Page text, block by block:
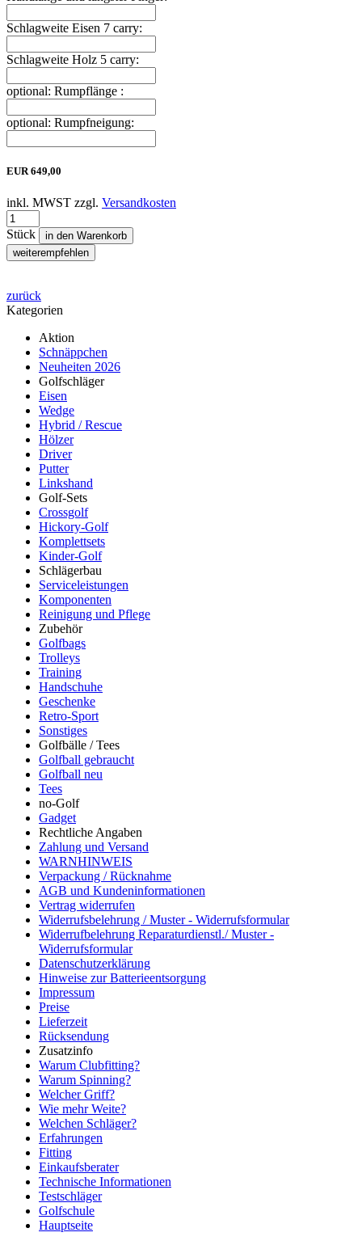
Schlagweite Eisen 7 carry:
Schlagweite Holz 5 carry:
optional: Rumpflänge :
optional: Rumpfneigung:
EUR 649,00
inkl. MWST zzgl. Versandkosten
Stück
in den Warenkorb
weiterempfehlen
zurück
Kategorien
Aktion
Schnäppchen
Neuheiten 2026
Golfschläger
Eisen
Wedge
Hybrid / Rescue
Hölzer
Driver
Putter
Linkshand
Golf-Sets
Crossgolf
Hickory-Golf
Komplettsets
Kinder-Golf
Schlägerbau
Serviceleistungen
Komponenten
Reinigung und Pflege
Zubehör
Golfbags
Trolleys
Training
Handschuhe
Geschenke
Retro-Sport
Sonstiges
Golfbälle / Tees
Golfball gebraucht
Golfball neu
Tees
no-Golf
Gadget
Rechtliche Angaben
Zahlung und Versand
WARNHINWEIS
Verpackung / Rücknahme
AGB und Kundeninformationen
Vertrag widerrufen
Widerrufsbelehrung / Muster - Widerrufsformular
Widerrufbelehrung Reparaturdienstl./ Muster -
Widerrufsformular
Datenschutzerklärung
Hinweise zur Batterieentsorgung
Impressum
Preise
Lieferzeit
Rücksendung
Zusatzinfo
Warum Clubfitting?
Warum Spinning?
Welcher Griff?
Wie mehr Weite?
Welchen Schläger?
Erfahrungen
Fitting
Einkaufsberater
Technische Informationen
Testschläger
Golfschule
Hauptseite